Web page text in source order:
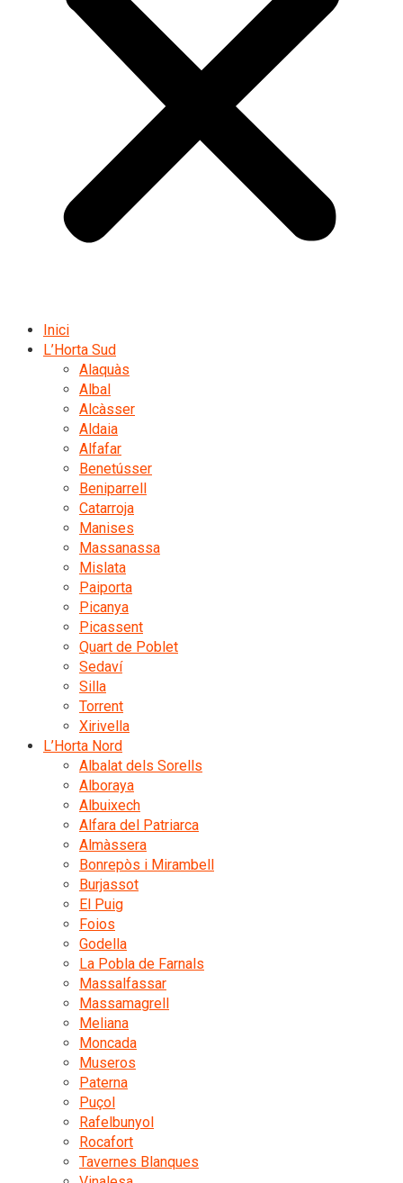
Inici
L’Horta Sud
Alaquàs
Albal
Alcàsser
Aldaia
Alfafar
Benetússer
Beniparrell
Catarroja
Manises
Massanassa
Mislata
Paiporta
Picanya
Picassent
Quart de Poblet
Sedaví
Silla
Torrent
Xirivella
L’Horta Nord
Albalat dels Sorells
Alboraya
Albuixech
Alfara del Patriarca
Almàssera
Bonrepòs i Mirambell
Burjassot
El Puig
Foios
Godella
La Pobla de Farnals
Massalfassar
Massamagrell
Meliana
Moncada
Museros
Paterna
Puçol
Rafelbunyol
Rocafort
Tavernes Blanques